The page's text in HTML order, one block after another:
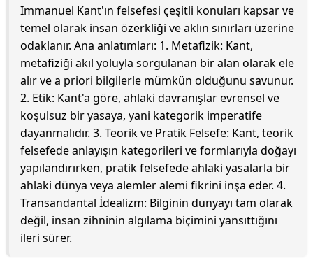
Immanuel Kant'ın felsefesi çeşitli konuları kapsar ve
temel olarak insan özerkliği ve aklın sınırları üzerine
odaklanır. Ana anlatımları: 1. Metafizik: Kant,
metafiziği akıl yoluyla sorgulanan bir alan olarak ele
alır ve a priori bilgilerle mümkün olduğunu savunur.
2. Etik: Kant'a göre, ahlaki davranışlar evrensel ve
koşulsuz bir yasaya, yani kategorik imperatife
dayanmalıdır. 3. Teorik ve Pratik Felsefe: Kant, teorik
felsefede anlayışın kategorileri ve formlarıyla doğayı
yapılandırırken, pratik felsefede ahlaki yasalarla bir
ahlaki dünya veya alemler alemi fikrini inşa eder. 4.
Transandantal İdealizm: Bilginin dünyayı tam olarak
değil, insan zihninin algılama biçimini yansıttığını
ileri sürer.